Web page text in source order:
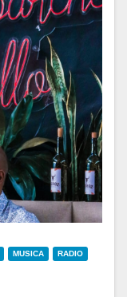
MUSICA RADIO